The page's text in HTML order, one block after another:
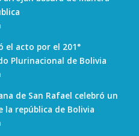
el acto por el 201°
Plurinacional de Bolivia
de San Rafael celebró un
la república de Bolivia